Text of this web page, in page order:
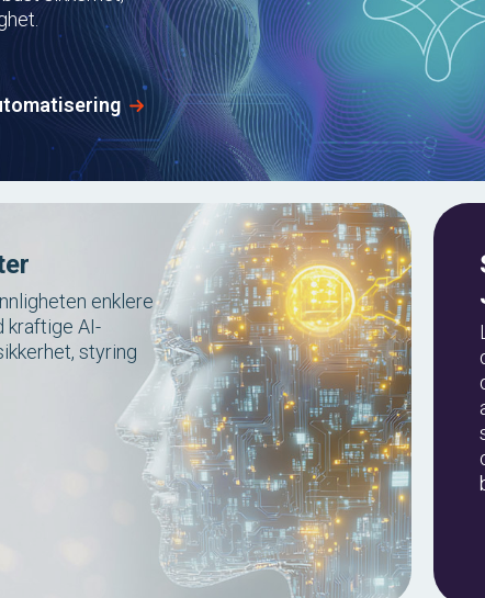
enklere
kraftige AI-
styring